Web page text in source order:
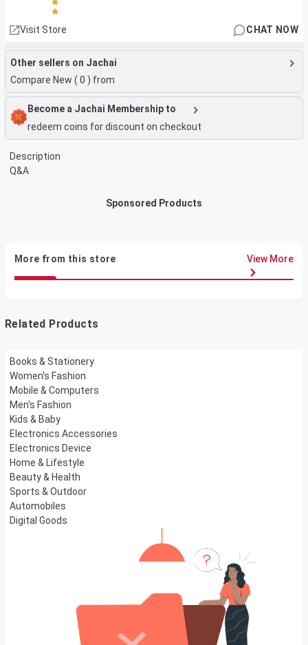
Visit Store CHAT NOW
Other sellers on Jachai
Compare New ( 0 ) from
Become a Jachai Membership to
redeem coins for discount on checkout
Description
Q&A
Sponsored Products
More from this store View More
Related Products
Books & Stationery
Women's Fashion
Mobile & Computers
Men's Fashion
Kids & Baby
Electronics Accessories
Electronics Device
Home & Lifestyle
Beauty & Health
Sports & Outdoor
Automobiles
Digital Goods